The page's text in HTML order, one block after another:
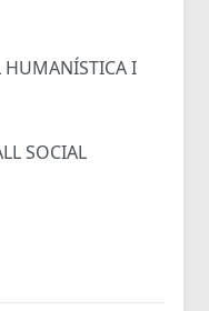
HUMANÍSTICA I
SOCIAL